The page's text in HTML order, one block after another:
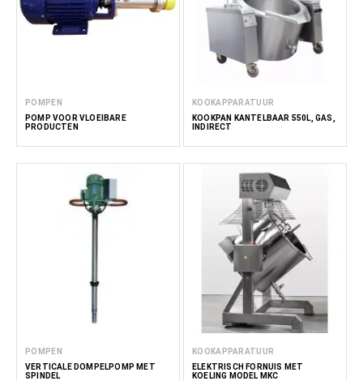
POMPEN
POMP VOOR VLOEIBARE
PRODUCTEN
KOOKAPPARATUUR
KOOKPAN KANTELBAAR 550L, GAS,
INDIRECT
POMPEN
VERTICALE DOMPELPOMP MET
SPINDEL
KOOKAPPARATUUR
ELEKTRISCH FORNUIS MET
KOELING MODEL MKC